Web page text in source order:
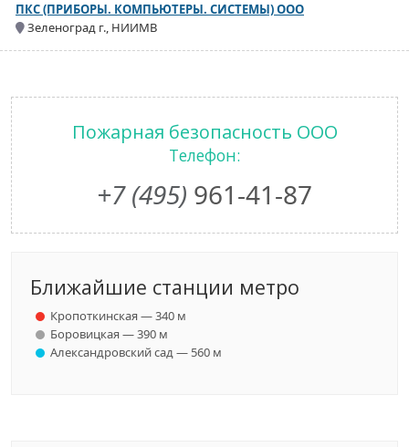
ПКС (ПРИБОРЫ. КОМПЬЮТЕРЫ. СИСТЕМЫ) ООО
Зеленоград г., НИИМВ
Пожарная безопасность ООО
Телефон:
+7 (495) 961-41-87
Ближайшие станции метро
Кропоткинская — 340 м
Боровицкая — 390 м
Александровский сад — 560 м